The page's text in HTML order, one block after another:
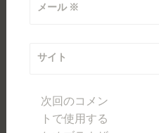
メール ※
サイト
次回のコメン
トで使用する